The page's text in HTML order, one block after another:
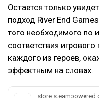
Остается только
подход River End
того необходимого по
соответствия
каждого из героев,
эффектным на словах.